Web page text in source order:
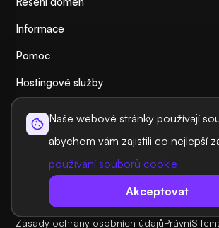
Naše webové stránky používají
abychom vám zajistili co nejlepší
používání souborů cookie
Akceptovat
Informace
Pomoc
Hostingové služby
Nejoblíbenější
Porovnat
Tutoriály
Zásady zrušení a vrácení peněz
Zásady ochrany osobních údajůPrávní